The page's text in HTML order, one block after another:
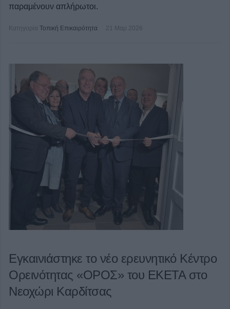
παραμένουν απλήρωτοι.
Κατηγορία Τοπική Επικαιρότητα 21 Μαρ 2026
Εγκαινιάστηκε το νέο ερευνητικό Κέντρο
Ορεινότητας «ΟΡΟΣ» του ΕΚΕΤΑ στο
Νεοχώρι Καρδίτσας